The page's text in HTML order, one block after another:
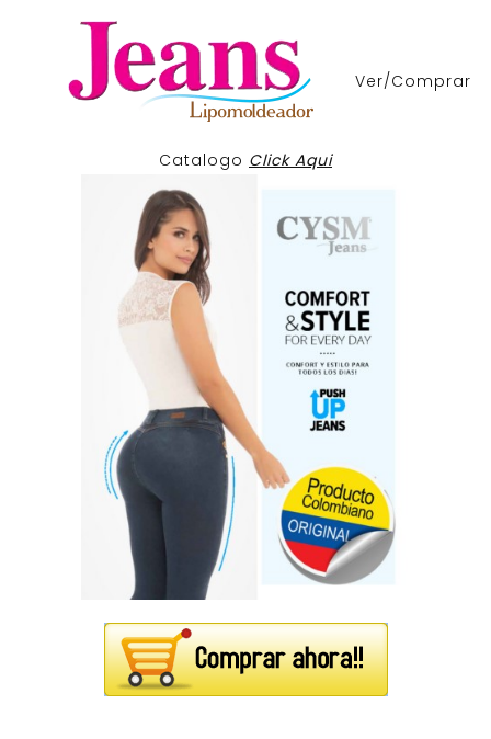
Ver/Comprar
Catalogo Click Aqui